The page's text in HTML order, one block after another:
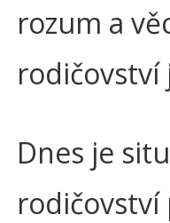
rozum a
rodičovství
Dnes je
rodičovství